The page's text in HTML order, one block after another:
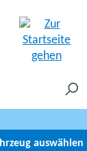
auswählen